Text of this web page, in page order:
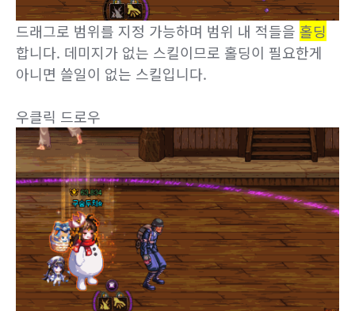
드래그로 범위를 지정 가능하며 범위 내 적들을 홀딩
합니다. 데미지가 없는 스킬이므로 홀딩이 필요한게
아니면 쓸일이 없는 스킬입니다.
우클릭 드로우